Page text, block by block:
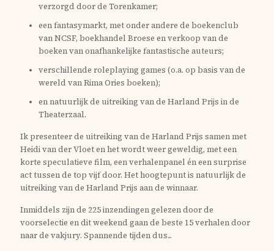
verzorgd door de Torenkamer;
een fantasymarkt, met onder andere de boekenclub
van NCSF, boekhandel Broese en verkoop van de
boeken van onafhankelijke fantastische auteurs;
verschillende roleplaying games (o.a. op basis van de
wereld van Rima Ories boeken);
en natuurlijk de uitreiking van de Harland Prijs in de
Theaterzaal.
Ik presenteer de uitreiking van de Harland Prijs samen met
Heidi van der Vloet en het wordt weer geweldig, met een
korte speculatieve film, een verhalenpanel én een surprise
act tussen de top vijf door. Het hoogtepunt is natuurlijk de
uitreiking van de Harland Prijs aan de winnaar.
Inmiddels zijn de 225 inzendingen gelezen door de
voorselectie en dit weekend gaan de beste 15 verhalen door
naar de vakjury. Spannende tijden dus...